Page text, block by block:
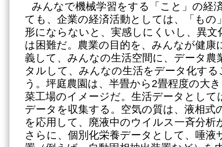
みんなで機械学習をする「こと」の経
ても、企業の経済活動としては、「もの
形にならないと、実感しにくいし、異文
は困難だ。農業の目的を、みんなが健康
義して、みんなの生活空間に、データ農
タルして、みんなの生活をデータ化す
う。坪庭農園は、半畳から2畳程度の大
菜工場のイメージだ。生活データとして
データを収集する。空気の質は、液相式
を応用して、廃液中のウイルス一斉分析
さらに、個別化栄養データとして、唾液